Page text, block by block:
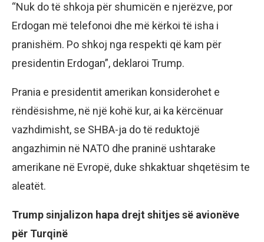
“Nuk do të shkoja për shumicën e njerëzve, por
Erdogan më telefonoi dhe më kërkoi të isha i
pranishëm. Po shkoj nga respekti që kam për
presidentin Erdogan”, deklaroi Trump.
Prania e presidentit amerikan konsiderohet e
rëndësishme, në një kohë kur, ai ka kërcënuar
vazhdimisht, se SHBA-ja do të reduktojë
angazhimin në NATO dhe praninë ushtarake
amerikane në Evropë, duke shkaktuar shqetësim te
aleatët.
Trump sinjalizon hapa drejt shitjes së avionëve
për Turqinë